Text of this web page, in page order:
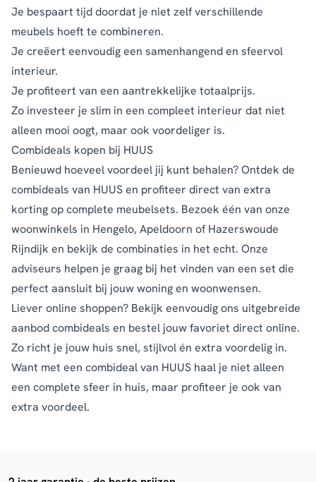
Je bespaart tijd doordat je niet zelf verschillende
meubels hoeft te combineren.
Je creëert eenvoudig een samenhangend en sfeervol
interieur.
Je profiteert van een aantrekkelijke totaalprijs.
Zo investeer je slim in een compleet interieur dat niet
alleen mooi oogt, maar ook voordeliger is.
Combideals kopen bij HUUS
Benieuwd hoeveel voordeel jij kunt behalen? Ontdek de
combideals van HUUS en profiteer direct van extra
korting op complete meubelsets. Bezoek één van onze
woonwinkels in Hengelo, Apeldoorn of Hazerswoude
Rijndijk en bekijk de combinaties in het echt. Onze
adviseurs helpen je graag bij het vinden van een set die
perfect aansluit bij jouw woning en woonwensen.
Liever online shoppen? Bekijk eenvoudig ons uitgebreide
aanbod combideals en bestel jouw favoriet direct online.
Zo richt je jouw huis snel, stijlvol én extra voordelig in.
Want met een combideal van HUUS haal je niet alleen
een complete sfeer in huis, maar profiteer je ook van
extra voordeel.